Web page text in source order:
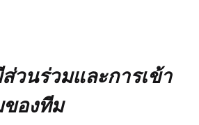
วนร่วมและการเข้า
ของทีม